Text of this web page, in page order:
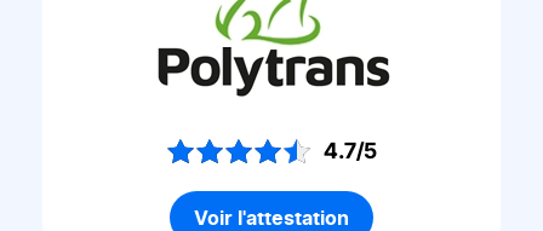
4.7/5
Voir l'attestation